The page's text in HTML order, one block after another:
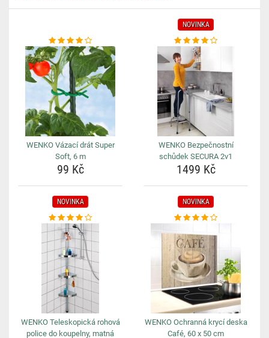
WENKO Vázací drát Super
Soft, 6 m
99 Kč
NOVINKA
WENKO Bezpečnostní
schůdek SECURA 2v1
1499 Kč
NOVINKA
WENKO Teleskopická rohová
police do koupelny, matná
NOVINKA
WENKO Ochranná krycí deska
Café, 60 x 50 cm